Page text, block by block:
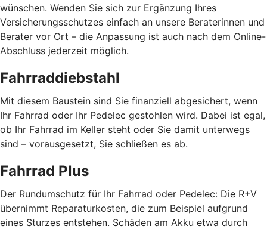
wünschen. Wenden Sie sich zur Ergänzung Ihres
Versicherungsschutzes einfach an unsere Beraterinnen und
Berater vor Ort – die Anpassung ist auch nach dem Online-
Abschluss jederzeit möglich.
Fahrraddiebstahl
Mit diesem Baustein sind Sie finanziell abgesichert, wenn
Ihr Fahrrad oder Ihr Pedelec gestohlen wird. Dabei ist egal,
ob Ihr Fahrrad im Keller steht oder Sie damit unterwegs
sind – vorausgesetzt, Sie schließen es ab.
Fahrrad Plus
Der Rundumschutz für Ihr Fahrrad oder Pedelec: Die R+V
übernimmt Reparaturkosten, die zum Beispiel aufgrund
eines Sturzes entstehen. Schäden am Akku etwa durch